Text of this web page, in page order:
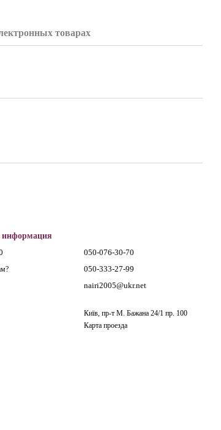
товарах
информация
050-076-30-70
050-333-27-99
nairi2005@ukr.net
Київ, пр-т М. Бажана 24/1 пр. 100
Карта проезда